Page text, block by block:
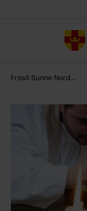
Frösö Sunne Norderö församling